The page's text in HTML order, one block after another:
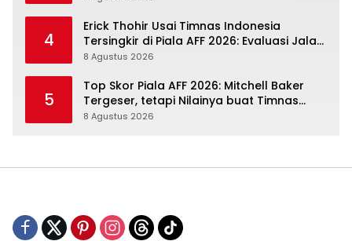
4
Erick Thohir Usai Timnas Indonesia
Tersingkir di Piala AFF 2026: Evaluasi Jalan,
Agenda Berikutnya Sudah Dekat
8 Agustus 2026
5
Top Skor Piala AFF 2026: Mitchell Baker
Tergeser, tetapi Nilainya buat Timnas
Indonesia Justru Naik
8 Agustus 2026